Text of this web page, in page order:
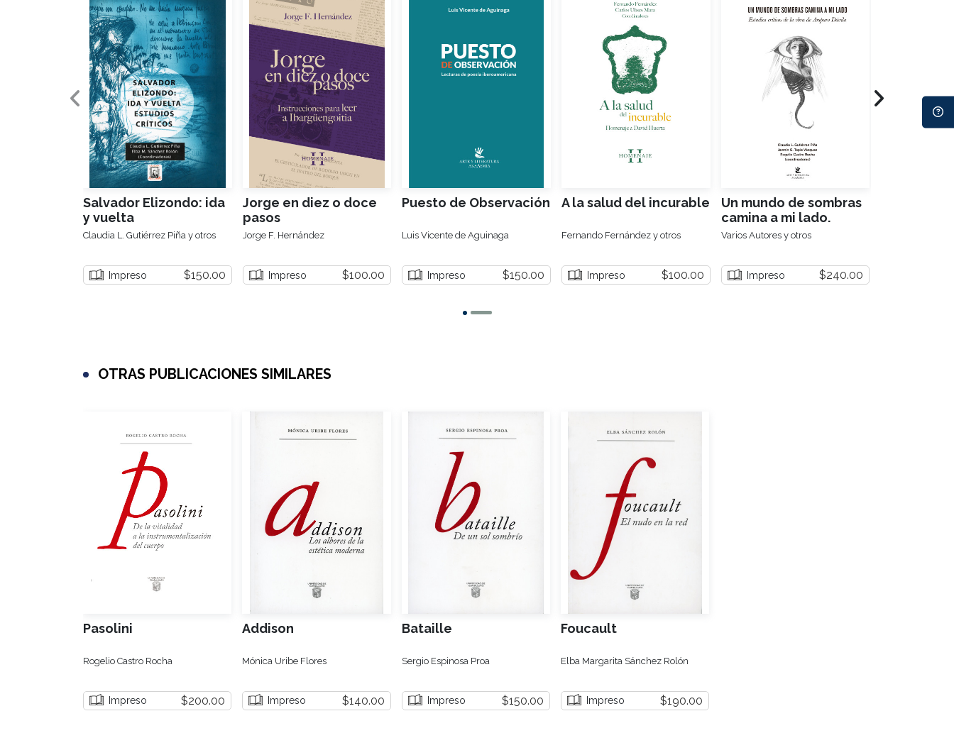
Salvador Elizondo: ida
y vuelta
Claudia L. Gutiérrez Piña y otros
Impreso $150.00
Jorge en diez o doce
pasos
Jorge F. Hernández
Impreso $100.00
Puesto de Observación
Luis Vicente de Aguinaga
Impreso $150.00
A la salud del incurable
Fernando Fernández y otros
Impreso $100.00
Un mundo de sombras
camina a mi lado.
Estudios críticos de la
Varios Autores y otros
Impreso $240.00
OTRAS PUBLICACIONES SIMILARES
Pasolini
Rogelio Castro Rocha
Impreso $200.00
Addison
Mónica Uribe Flores
Impreso $140.00
Bataille
Sergio Espinosa Proa
Impreso $150.00
Foucault
Elba Margarita Sánchez Rolón
Impreso $190.00